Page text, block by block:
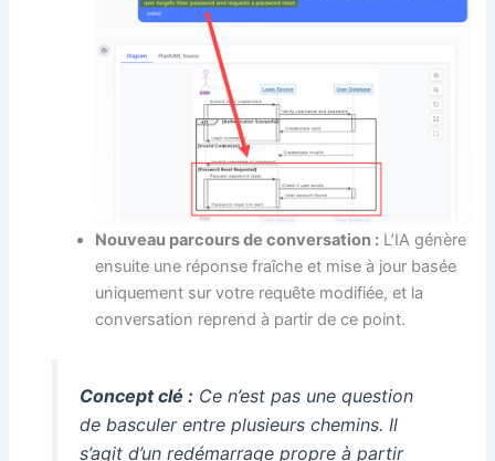
Nouveau parcours de conversation : L’IA génère
ensuite une réponse fraîche et mise à jour basée
uniquement sur votre requête modifiée, et la
conversation reprend à partir de ce point.
Concept clé :Ce n’est pas une question
de basculer entre plusieurs chemins. Il
s’agit d’un redémarrage propre à partir